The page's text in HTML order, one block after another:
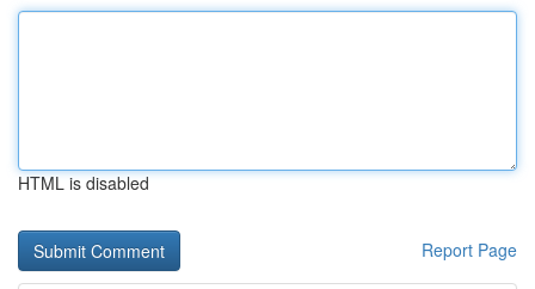
HTML is disabled
Report Page